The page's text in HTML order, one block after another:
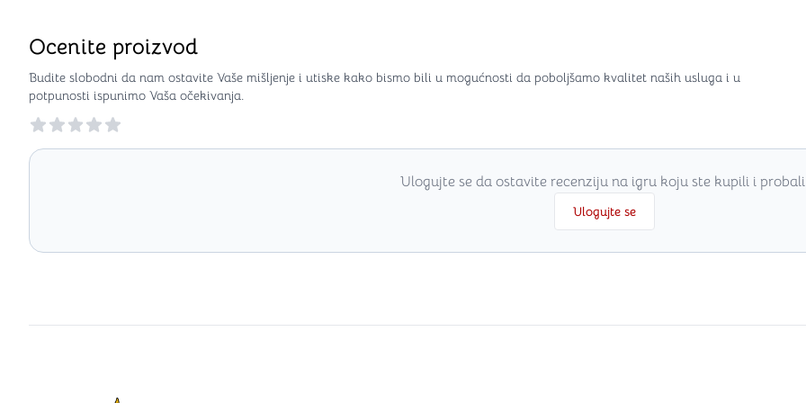
Ocenite proizvod
Budite slobodni da nam ostavite Vaše mišljenje i utiske kako bismo bili u mogućnosti da poboljšamo kvalitet naših usluga i u
potpunosti ispunimo Vaša očekivanja.
Reviews
Ulogujte se da ostavite recenziju na igru koju ste kupili i
Ulogujte se